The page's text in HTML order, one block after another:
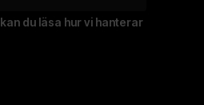
kan du läsa hur vi hanterar